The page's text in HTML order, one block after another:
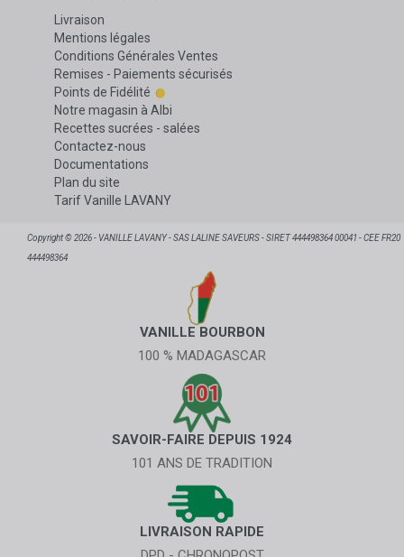
Livraison
Mentions légales
Conditions Générales Ventes
Remises - Paiements sécurisés
Points de Fidélité
Notre magasin à Albi
Recettes sucrées - salées
Contactez-nous
Documentations
Plan du site
Tarif Vanille LAVANY
Copyright © 2026 - VANILLE LAVANY - SAS LALINE SAVEURS - SIRET 444498364 00041 - CEE FR20
444498364
VANILLE BOURBON
100 % MADAGASCAR
SAVOIR-FAIRE DEPUIS 1924
101 ANS DE TRADITION
LIVRAISON RAPIDE